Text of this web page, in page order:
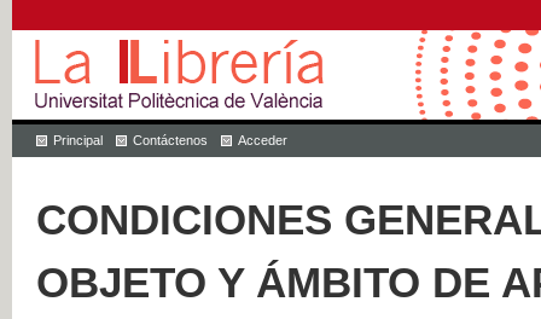
Principal Contáctenos Acceder
CONDICIONES
OBJETO Y ÁMBITO DE